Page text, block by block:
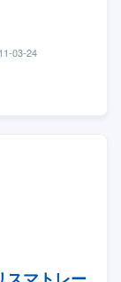
03-24